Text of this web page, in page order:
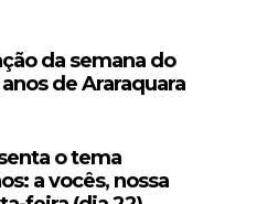
da semana do
de Araraquara
o tema
a vocês, nossa